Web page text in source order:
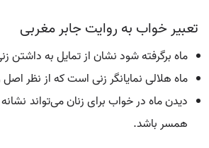
تعبیر خواب به روایت جابر مغربی
ماه برگرفته شود نشان از تمایل به
ماه هلالی نمایانگر زنی است که از نظر
دیدن ماه در خواب برای زنان می‌تواند
همسر باشد.